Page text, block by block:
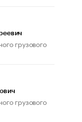
Как живет глава
грузового
грузового